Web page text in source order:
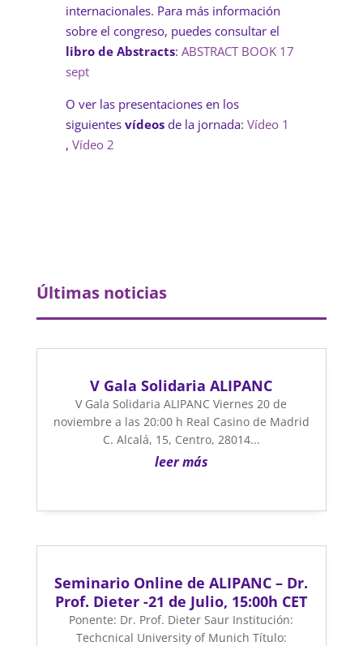
internacionales. Para más información
sobre el congreso, puedes consultar el
libro de Abstracts: ABSTRACT BOOK 17
sept
O ver las presentaciones en los
siguientes vídeos de la jornada: Vídeo 1
, Vídeo 2
Últimas noticias
V Gala Solidaria ALIPANC
V Gala Solidaria ALIPANC Viernes 20 de
noviembre a las 20:00 h Real Casino de Madrid
C. Alcalá, 15, Centro, 28014...
leer más
Seminario Online de ALIPANC – Dr.
Prof. Dieter -21 de Julio, 15:00h CET
Ponente: Dr. Prof. Dieter Saur Institución:
Techcnical University of Munich Título: